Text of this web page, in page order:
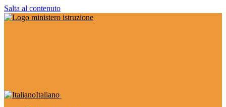
Salta al contenuto
Italiano